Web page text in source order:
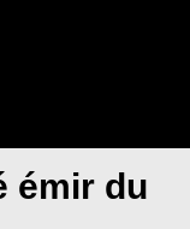
émir du